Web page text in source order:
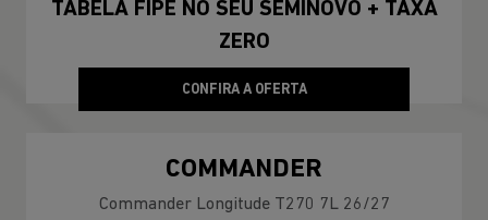
TABELA FIPE NO SEU SEMINOVO + TAXA
ZERO
CONFIRA A OFERTA
COMMANDER
Commander Longitude T270 7L 26/27